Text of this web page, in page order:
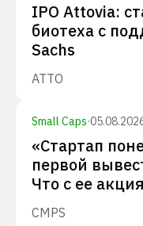
IPO Attovia:
биотеха с
Sachs
ATTO
Small Caps·
«Стартап
первой
Что с ее
CMPS